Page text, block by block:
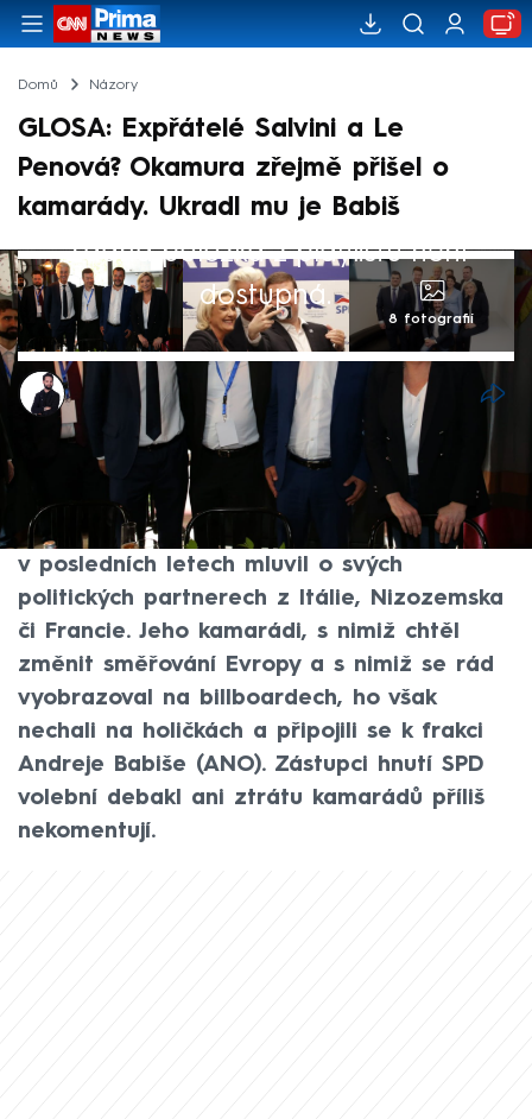
Domů Názory
GLOSA: Expřátelé Salvini a Le
Penová? Okamura zřejmě přišel o
kamarády. Ukradl mu je Babiš
Žádná položka z playlistu není
dostupná.
8 fotografií
Marek Veselý
11. čvc 2024, 06:27
Můj přítel Matteo Salvini, můj přítel Geert
Wilders a moje přítelkyně Marine Le
Penová. Přesně tak šéf SPD Tomio Okamura
v posledních letech mluvil o svých
politických partnerech z Itálie, Nizozemska
či Francie. Jeho kamarádi, s nimiž chtěl
změnit směřování Evropy a s nimiž se rád
vyobrazoval na billboardech, ho však
nechali na holičkách a připojili se k frakci
Andreje Babiše (ANO). Zástupci hnutí SPD
volební debakl ani ztrátu kamarádů příliš
nekomentují.